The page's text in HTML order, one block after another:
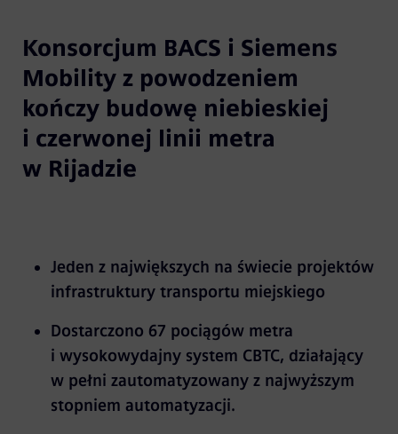
Konsorcjum BACS i Siemens
Mobility z powodzeniem
kończy budowę niebieskiej
i czerwonej linii metra
w Rijadzie
Jeden z największych na świecie projektów
infrastruktury transportu miejskiego
Dostarczono 67 pociągów metra
i wysokowydajny system CBTC, działający
w pełni zautomatyzowany z najwyższym
stopniem automatyzacji.